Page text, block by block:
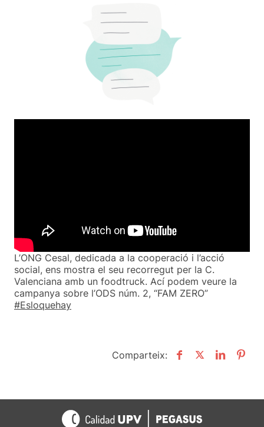
L’ONG Cesal, dedicada a la cooperació i l’acció
social, ens mostra el seu recorregut per la C.
Valenciana amb un foodtruck. Ací podem veure la
campanya sobre l’ODS núm. 2, “FAM ZERO”
#Esloquehay
Comparteix: